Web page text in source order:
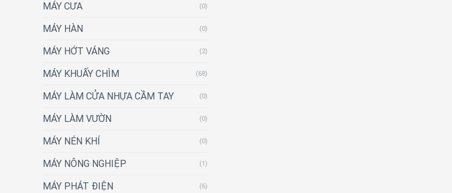
MÁY CƯA (0)
MÁY HÀN (0)
MÁY HỚT VÁNG (2)
MÁY KHUẤY CHÌM (68)
MÁY LÀM CỬA NHỰA CẦM TAY (0)
MÁY LÀM VƯỜN (0)
MÁY NÉN KHÍ (0)
MÁY NÔNG NGHIỆP (1)
MÁY PHÁT ĐIỆN (6)